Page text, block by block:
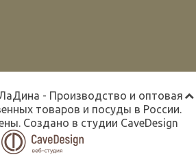
- Производство и оптовая
товаров и посуды в России.
Создано в студии CaveDesign